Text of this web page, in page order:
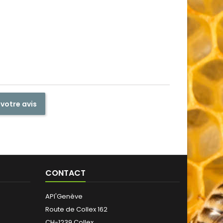
avis
CONTACT
API'Genève
Route de Collex 162